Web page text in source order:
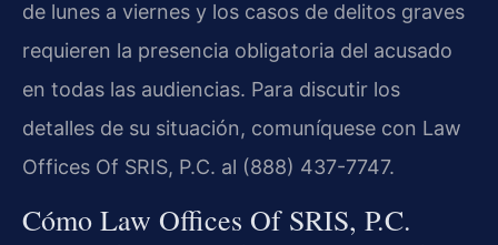
de lunes a viernes y los casos de delitos graves
requieren la presencia obligatoria del acusado
en todas las audiencias. Para discutir los
detalles de su situación, comuníquese con Law
Offices Of SRIS, P.C. al (888) 437-7747.
Cómo Law Offices Of SRIS, P.C.